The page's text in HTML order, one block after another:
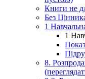
Книги не
Без
1
1
8.